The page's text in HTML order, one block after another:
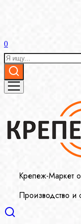
0
Крепеж-Маркет
Производство и